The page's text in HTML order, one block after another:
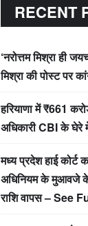
RECENT
‘नरोत्तम मिश्रा ही
मिश्रा की पोस्ट पर
हरियाणा में ₹661
अधिकारी CBI के
मध्य प्रदेश हाई
अधिनियम के मुआवजे के
राशि वापस – See